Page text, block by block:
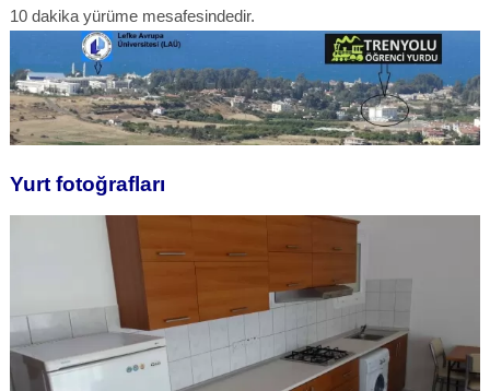
10 dakika yürüme mesafesindedir.
Yurt fotoğrafları